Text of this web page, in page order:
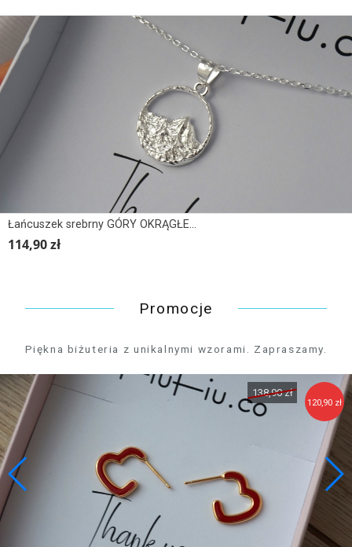
Łańcuszek srebrny GÓRY OKRĄGŁE 3D
114,90 zł
Promocje
Piękna biżuteria z unikalnymi wzorami. Zapraszamy.
129,90 zł
111,90 zł